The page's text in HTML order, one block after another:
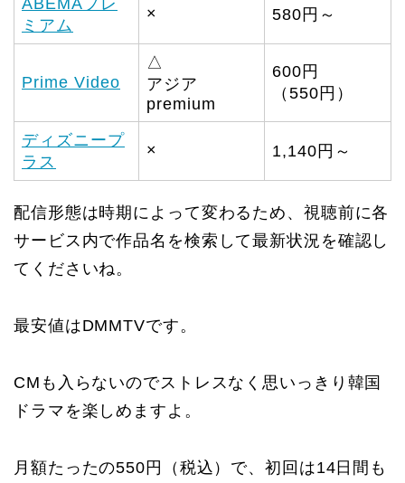
ABEMAプレ
ミアム
× 580円～
Prime Video
△
アジア
premium
600円
（550円）
ディズニープ
ラス
× 1,140円～
配信形態は時期によって変わるため、視聴前に各
サービス内で作品名を検索して最新状況を確認し
てくださいね。
最安値はDMMTVです。
CMも入らないのでストレスなく思いっきり韓国
ドラマを楽しめますよ。
月額たったの550円（税込）で、初回は14日間も